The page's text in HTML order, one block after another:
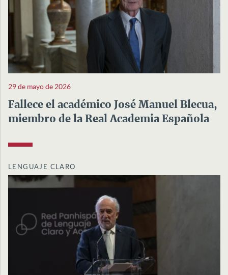
29 de mayo de 2026
Fallece el académico José Manuel Blecua,
miembro de la Real Academia Española
LENGUAJE CLARO